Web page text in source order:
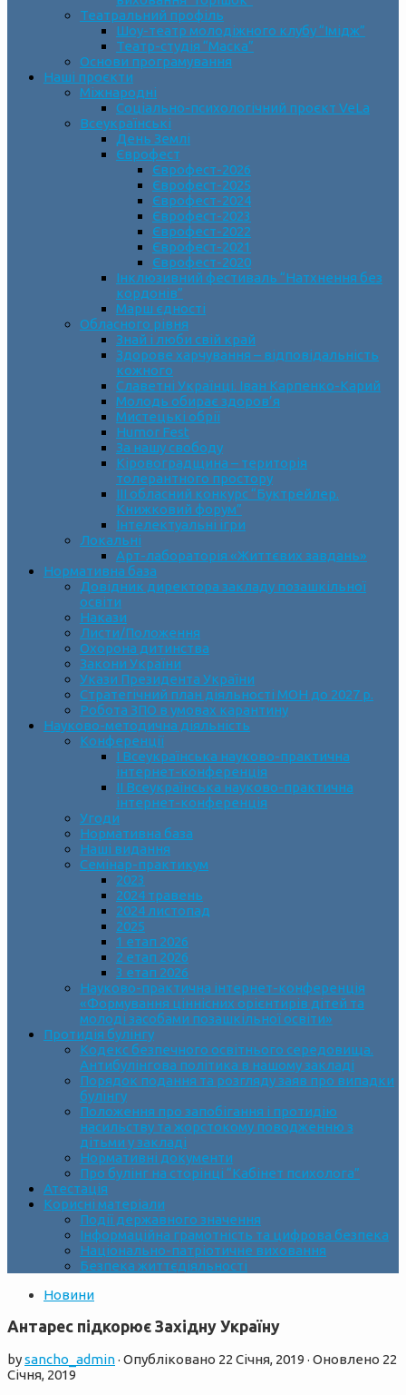
Театральний профіль
Шоу-театр молодіжного клубу “Імідж”
Театр-студія “Маска”
Основи програмування
Наші проєкти
Міжнародні
Соціально-психологічний проєкт VeLa
Всеукраїнські
День Землі
Єврофест
Єврофест-2026
Єврофест-2025
Єврофест-2024
Єврофест-2023
Єврофест-2022
Єврофест-2021
Єврофест-2020
Інклюзивний фестиваль “Натхнення без
кордонів”
Марш єдності
Обласного рівня
Знай і люби свій край
Здорове харчування – відповідальність
кожного
Славетні Українці. Іван Карпенко-Карий
Молодь обирає здоров’я
Мистецькі обрії
Humor Fest
За нашу свободу
Кіровоградщина – територія
толерантного простору
ІII обласний конкурс “Буктрейлер.
Книжковий форум”
Інтелектуальні ігри
Локальні
Арт-лабораторія «Життєвих завдань»
Нормативна база
Довідник директора закладу позашкільної
освіти
Накази
Листи/Положення
Охорона дитинства
Закони України
Укази Президента України
Стратегічний план діяльності МОН до 2027 р.
Робота ЗПО в умовах карантину
Науково-методична діяльність
Конференції
І Всеукраїнська науково-практична
інтернет-конференція
ІІ Всеукраїнська науково-практична
інтернет-конференція
Угоди
Нормативна база
Наші видання
Семінар-практикум
2023
2024 травень
2024 листопад
2025
1 етап 2026
2 етап 2026
3 етап 2026
Науково-практична інтернет-конференція
«Формування ціннісних орієнтирів дітей та
молоді засобами позашкільної освіти»
Протидія булінгу
Кодекс безпечного освітнього середовища.
Антибулінгова політика в нашому закладі
Порядок подання та розгляду заяв про випадки
булінгу
Положення про запобігання і протидію
насильству та жорстокому поводженню з
дітьми у закладі
Нормативні документи
Про булінг на сторінці “Кабінет психолога”
Атестація
Корисні матеріали
Події державного значення
Інформаційна грамотність та цифрова безпека
Національно-патріотичне виховання
Безпека життєдіяльності
Новини
Антарес підкорює Західну Україну
bysancho_admin· Опубліковано 22 Січня, 2019 · Оновлено 22
Січня, 2019